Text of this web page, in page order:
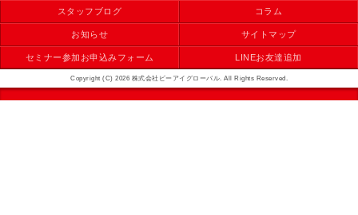
スタッフブログ コラム
お知らせ サイトマップ
セミナー参加お申込みフォーム LINEお友達追加
Copyright (C) 2026 株式会社ビーアイグローバル. All Rights Reserved.